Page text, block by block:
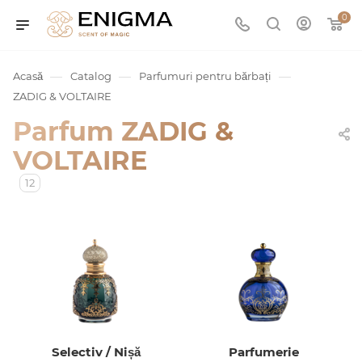
0
Acasă — Catalog — Parfumuri pentru bărbați —
ZADIG & VOLTAIRE
Parfum ZADIG &
VOLTAIRE
12
Selectiv / Nișă
Parfumerie